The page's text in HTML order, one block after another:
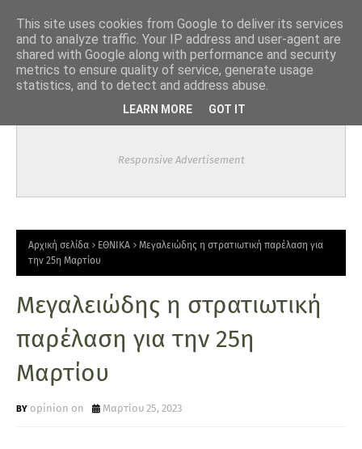
Responsive Advertisement
Αρχική σελίδα ΕΘΝΙΚΑ
Μεγαλειώδης η στρατιωτική παρέλαση για
την 25η Μαρτίου
Μεγαλειώδης η στρατιωτική
παρέλαση για την 25η
Μαρτίου
opinion on Μαρτίου 25, 2023
This site uses cookies from Google to deliver its services
and to analyze traffic. Your IP address and user-agent are
shared with Google along with performance and security
metrics to ensure quality of service, generate usage
statistics, and to detect and address abuse.
LEARN MORE GOT IT